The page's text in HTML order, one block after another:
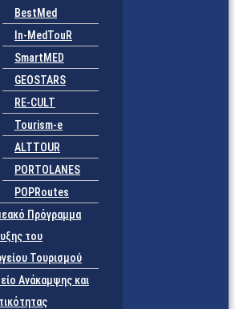
BestMed
In-MedTouR
SmartMED
GEOSTARS
RE-CULT
Tourism-e
ALTTOUR
PORTOLANES
POPRoutes
Πρόγραμμα
του
Τουρισμού
Ανάκαμψης και